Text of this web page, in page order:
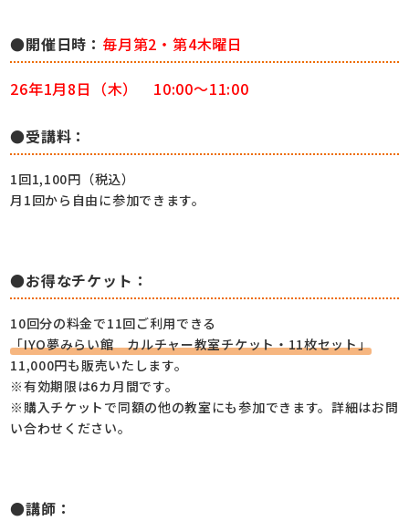
●開催日時： 毎月第2・第4木曜日
26年1月8日 （木） 10:00～11:00
●受講料：
1回1,100円（税込）
月1回から自由に参加できます。
●お得なチケット：
10回分の料金で11回ご利用できる
「IYO夢みらい館 カルチャー教室チケット・11枚セット」
11,000円も販売いたします。
※有効期限は6カ月間です。
※購入チケットで同額の他の教室にも参加できます。詳細はお問
い合わせください。
●講師：